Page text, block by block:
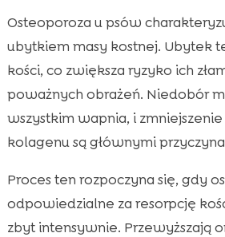
Osteoporoza u psów
ubytkiem masy kostnej. Ubytek
kości, co zwiększa ryzyko ich
poważnych obrażeń. Niedobór
wszystkim wapnia, i
kolagenu są głównymi
Proces ten rozpoczyna się, gdy
odpowiedzialne za resorpcję
zbyt intensywnie. Przewyższają